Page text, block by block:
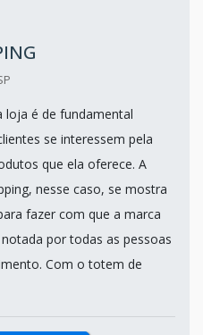
loja é de fundamental
se interessem pela
que ela oferece. A
nesse caso, se mostra
fazer com que a marca
por todas as pessoas
Com o totem de